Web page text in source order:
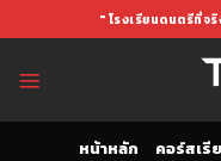
to
" โรงเรียนดนตรีที่จริ
หน้าหลัก คอร์สเรี